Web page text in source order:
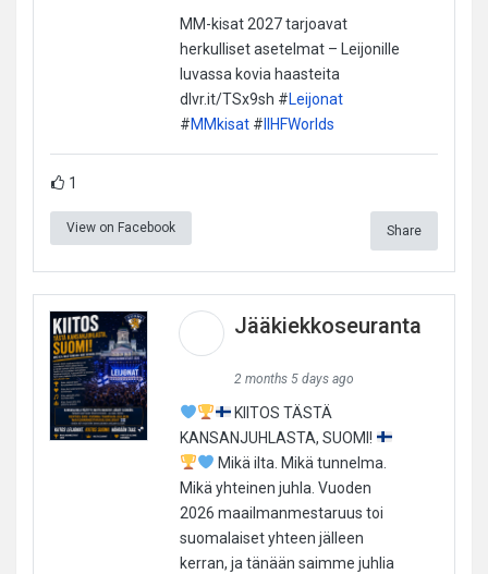
MM-kisat 2027 tarjoavat
herkulliset asetelmat – Leijonille
luvassa kovia haasteita
dlvr.it/TSx9sh #Leijonat
#MMkisat#IIHFWorlds
1
View on Facebook Share
Jääkiekkoseuranta
2 months 5 days ago
KIITOS TÄSTÄ
KANSANJUHLASTA, SUOMI!
Mikä ilta. Mikä tunnelma.
Mikä yhteinen juhla. Vuoden
2026 maailmanmestaruus toi
suomalaiset yhteen jälleen
kerran, ja tänään saimme juhlia